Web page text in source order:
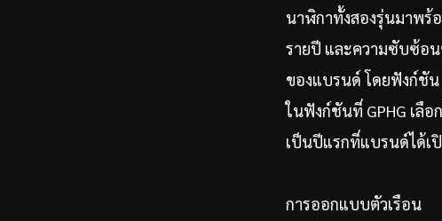
นาฬิกาทั้งสองรุ่นมาพร้
รายปี และความซับซ้อน
ของแบรนด์ โดยฟังก์ชัน
ในฟังก์ชันที่ GPHG เลื
เป็นปีแรกที่แบรนด์ได้เ
การออกแบบตัวเรือน